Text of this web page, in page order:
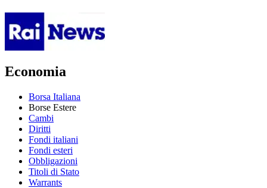
Economia
Borsa Italiana
Borse Estere
Cambi
Diritti
Fondi italiani
Fondi esteri
Obbligazioni
Titoli di Stato
Warrants